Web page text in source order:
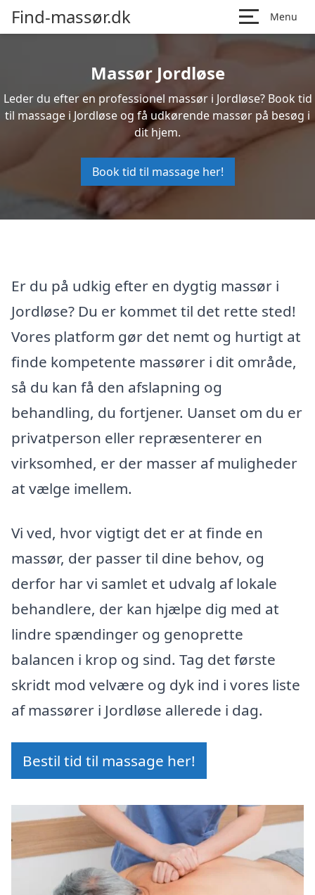
Find-massør.dk Menu
Massør Jordløse
Leder du efter en professionel massør i Jordløse? Book tid
til massage i Jordløse og få udkørende massør på besøg i
dit hjem.
Book tid til massage her!
Er du på udkig efter en dygtig massør i
Jordløse? Du er kommet til det rette sted!
Vores platform gør det nemt og hurtigt at
finde kompetente massører i dit område,
så du kan få den afslapning og
behandling, du fortjener. Uanset om du er
privatperson eller repræsenterer en
virksomhed, er der masser af muligheder
at vælge imellem.
Vi ved, hvor vigtigt det er at finde en
massør, der passer til dine behov, og
derfor har vi samlet et udvalg af lokale
behandlere, der kan hjælpe dig med at
lindre spændinger og genoprette
balancen i krop og sind. Tag det første
skridt mod velvære og dyk ind i vores liste
af massører i Jordløse allerede i dag.
Bestil tid til massage her!